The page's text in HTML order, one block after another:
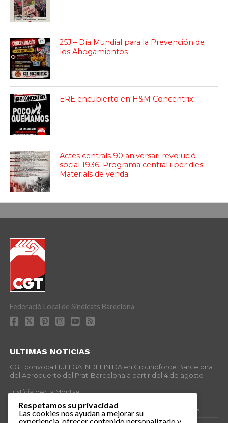
25J – Día Mundial para la Prevención de
los Ahogamientos
ERE encubierto en H&M Concentrix
Actes centrals 90 aniversari revolució
social 1936. Programa central i per dies.
Materials de venda.
Federació Local de Sindicats Barcelona
ULTIMAS NOTICIAS
CGT convoca HUELGA INDEFINIDA en Groundforce Barcelona
del Aeropuerto del Prat-Barcelona a partir del 4 de agosto
Justícia per la Montse
25J – Día Mundial para la Prevención de los Ahogamientos
Respetamos su privacidad
Las cookies nos ayudan a mejorar su
experiencia, ofrecer contenido personalizado y